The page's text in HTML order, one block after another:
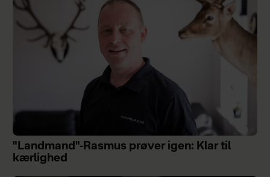
"Landmand"-Rasmus prøver igen: Klar til
kærlighed